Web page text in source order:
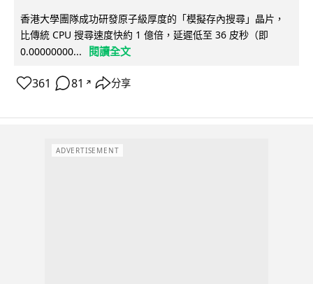
香港大學團隊成功研發原子級厚度的「模擬存內搜尋」晶片，
比傳統 CPU 搜尋速度快約 1 億倍，延遲低至 36 皮秒（即
0.00000000...
閱讀全文
361 81 ↗ 分享
ADVERTISEMENT